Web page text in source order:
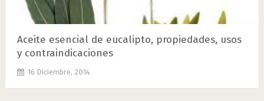
Aceite esencial de eucalipto, propiedades, usos
y contraindicaciones
16 Diciembre, 2014